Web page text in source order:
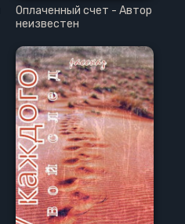
Оплаченный счет - Автор
неизвестен